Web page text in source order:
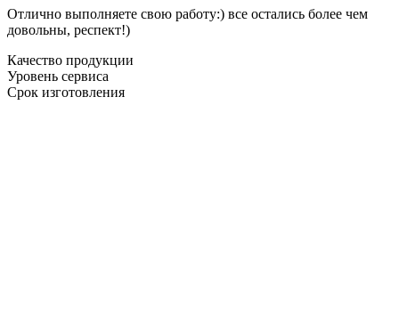
Отлично выполняете свою работу:) все остались более чем
довольны, респект!)
Качество продукции
Уровень сервиса
Срок изготовления